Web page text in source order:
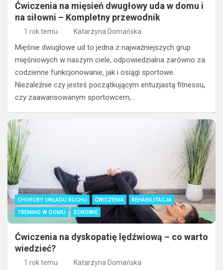
Ćwiczenia na mięsień dwugłowy uda w domu i
na siłowni – Kompletny przewodnik
1 rok temu Katarzyna Domańska
Mięśnie dwugłowe ud to jedna z najważniejszych grup
mięśniowych w naszym ciele, odpowiedzialna zarówno za
codzienne funkcjonowanie, jak i osiągi sportowe.
Niezależnie czy jesteś początkującym entuzjastą fitnessu,
czy zaawansowanym sportowcem,…
CHOROBY UKŁADU RUCHU ĆWICZENIA
REHABILITACJA
TRENING W DOMU
ZDROWIE
Ćwiczenia na dyskopatię lędźwiową – co warto
wiedzieć?
1 rok temu Katarzyna Domańska